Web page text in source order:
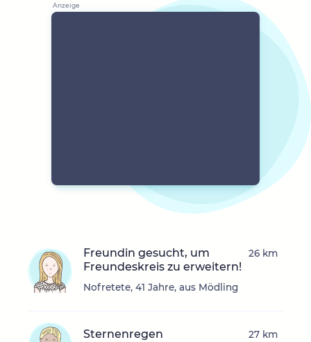
Freundin gesucht, um
Freundeskreis zu erweitern!
Nofretete, 41 Jahre, aus Mödling
26 km
Sternenregen 27 km